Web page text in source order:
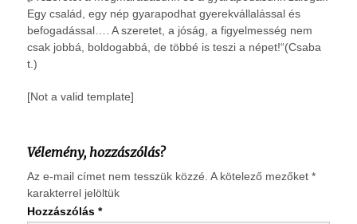
Egy család, egy nép gyarapodhat gyerekvállalással és
befogadással…. A szeretet, a jóság, a figyelmesség nem
csak jobbá, boldogabbá, de többé is teszi a népet!“(Csaba
t.)
[Not a valid template]
Vélemény, hozzászólás?
Az e-mail címet nem tesszük közzé. A kötelező mezőket *
karakterrel jelöltük
Hozzászólás *